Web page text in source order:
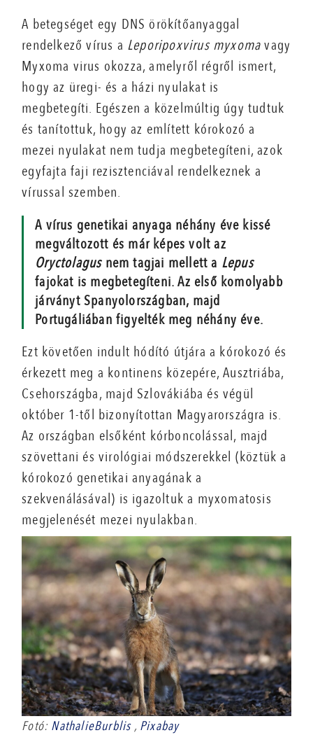
A betegséget egy DNS örökítőanyaggal
rendelkező vírus a Leporipoxvirus myxomavagy
Myxoma virus okozza, amelyről régről ismert,
hogy az üregi- és a házi nyulakat is
megbetegíti. Egészen a közelmúltig úgy tudtuk
és tanítottuk, hogy az említett kórokozó a
mezei nyulakat nem tudja megbetegíteni, azok
egyfajta faji rezisztenciával rendelkeznek a
vírussal szemben.
A vírus genetikai anyaga néhány éve kissé
megváltozott és már képes volt az
Oryctolagusnem tagjai mellett a Lepus
fajokat is megbetegíteni. Az első komolyabb
járványt Spanyolországban, majd
Portugáliában figyelték meg néhány éve.
Ezt követően indult hódító útjára a kórokozó és
érkezett meg a kontinens közepére, Ausztriába,
Csehországba, majd Szlovákiába és végül
október 1-től bizonyítottan Magyarországra is.
Az országban elsőként kórboncolással, majd
szövettani és virológiai módszerekkel (köztük a
kórokozó genetikai anyagának a
szekvenálásával) is igazoltuk a myxomatosis
megjelenését mezei nyulakban.
Fotó: NathalieBurblis, Pixabay